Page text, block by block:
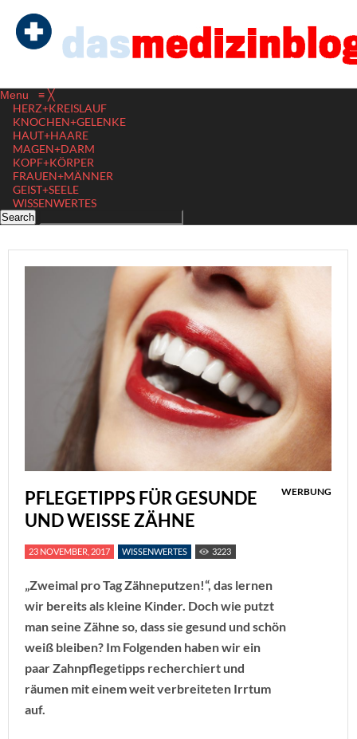
Menu ≡ ╳
HERZ+KREISLAUF
KNOCHEN+GELENKE
HAUT+HAARE
MAGEN+DARM
KOPF+KÖRPER
FRAUEN+MÄNNER
GEIST+SEELE
WISSENWERTES
PFLEGETIPPS FÜR GESUNDE
UND WEISSE ZÄHNE
WERBUNG
23 NOVEMBER, 2017 WISSENWERTES 3223
„Zweimal pro Tag Zähneputzen!“, das lernen
wir bereits als kleine Kinder. Doch wie putzt
man seine Zähne so, dass sie gesund und schön
weiß bleiben? Im Folgenden haben wir ein
paar Zahnpflegetipps recherchiert und
räumen mit einem weit verbreiteten Irrtum
auf.